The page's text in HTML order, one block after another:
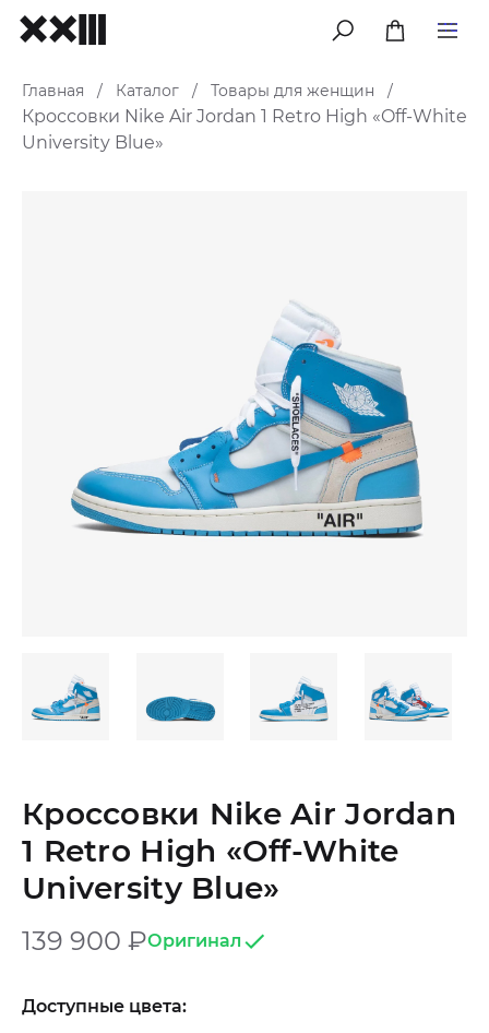
меню
Главная / Каталог / Товары для женщин /
Кроссовки Nike Air Jordan 1 Retro High «Off-White
University Blue»
Кроссовки Nike Air Jordan
1 Retro High «Off-White
University Blue»
139 900 ₽Оригинал
Доступные цвета: